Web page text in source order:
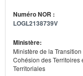
Numéro NOR :
LOGL2138739V
Ministère:
Ministère de la
Cohésion des Territoires
Territoriales